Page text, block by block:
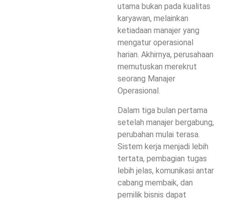
utama bukan pada kualitas
karyawan, melainkan
ketiadaan manajer yang
mengatur operasional
harian. Akhirnya, perusahaan
memutuskan merekrut
seorang Manajer
Operasional.
Dalam tiga bulan pertama
setelah manajer bergabung,
perubahan mulai terasa.
Sistem kerja menjadi lebih
tertata, pembagian tugas
lebih jelas, komunikasi antar
cabang membaik, dan
pemilik bisnis dapat